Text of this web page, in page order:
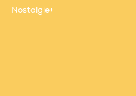
Nostalgie+